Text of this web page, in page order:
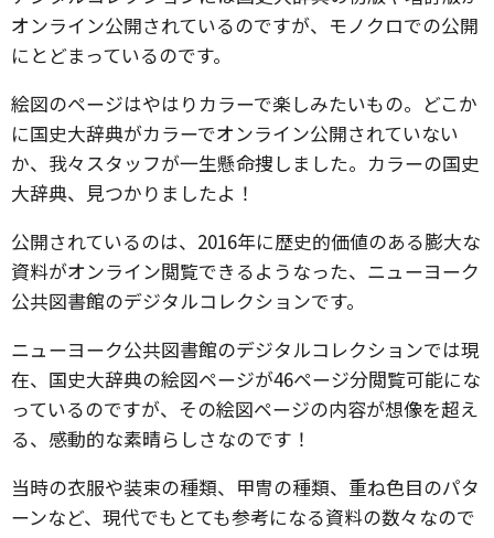
オンライン公開されているのですが、モノクロでの公開
にとどまっているのです。
絵図のページはやはりカラーで楽しみたいもの。どこか
に国史大辞典がカラーでオンライン公開されていない
か、我々スタッフが一生懸命捜しました。カラーの国史
大辞典、見つかりましたよ！
公開されているのは、2016年に歴史的価値のある膨大な
資料がオンライン閲覧できるようなった、ニューヨーク
公共図書館のデジタルコレクションです。
ニューヨーク公共図書館のデジタルコレクションでは現
在、国史大辞典の絵図ページが46ページ分閲覧可能にな
っているのですが、その絵図ページの内容が想像を超え
る、感動的な素晴らしさなのです！
当時の衣服や装束の種類、甲冑の種類、重ね色目のパタ
ーンなど、現代でもとても参考になる資料の数々なので